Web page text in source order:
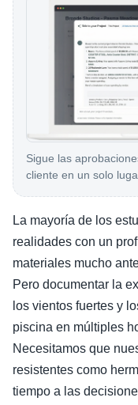
Sigue las
cliente en un solo
La mayoría de los
realidades con un
materiales mucho
Pero documentar la
los vientos fuertes y
piscina en múltiples
Necesitamos que
resistentes como
tiempo a las